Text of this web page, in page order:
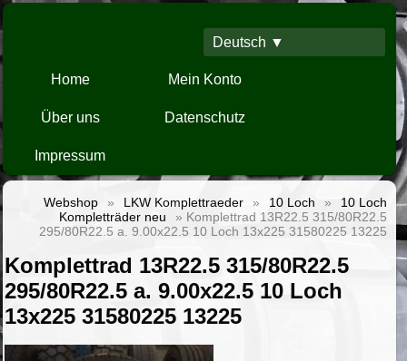
Deutsch ▼
Home Mein Konto
Über uns Datenschutz
Impressum
Webshop » LKW Komplettraeder » 10 Loch »
10 Loch
Kompletträder neu
» Komplettrad 13R22.5 315/80R22.5
295/80R22.5 a. 9.00x22.5 10 Loch 13x225 31580225 13225
Komplettrad 13R22.5 315/80R22.5
295/80R22.5 a. 9.00x22.5 10 Loch
13x225 31580225 13225